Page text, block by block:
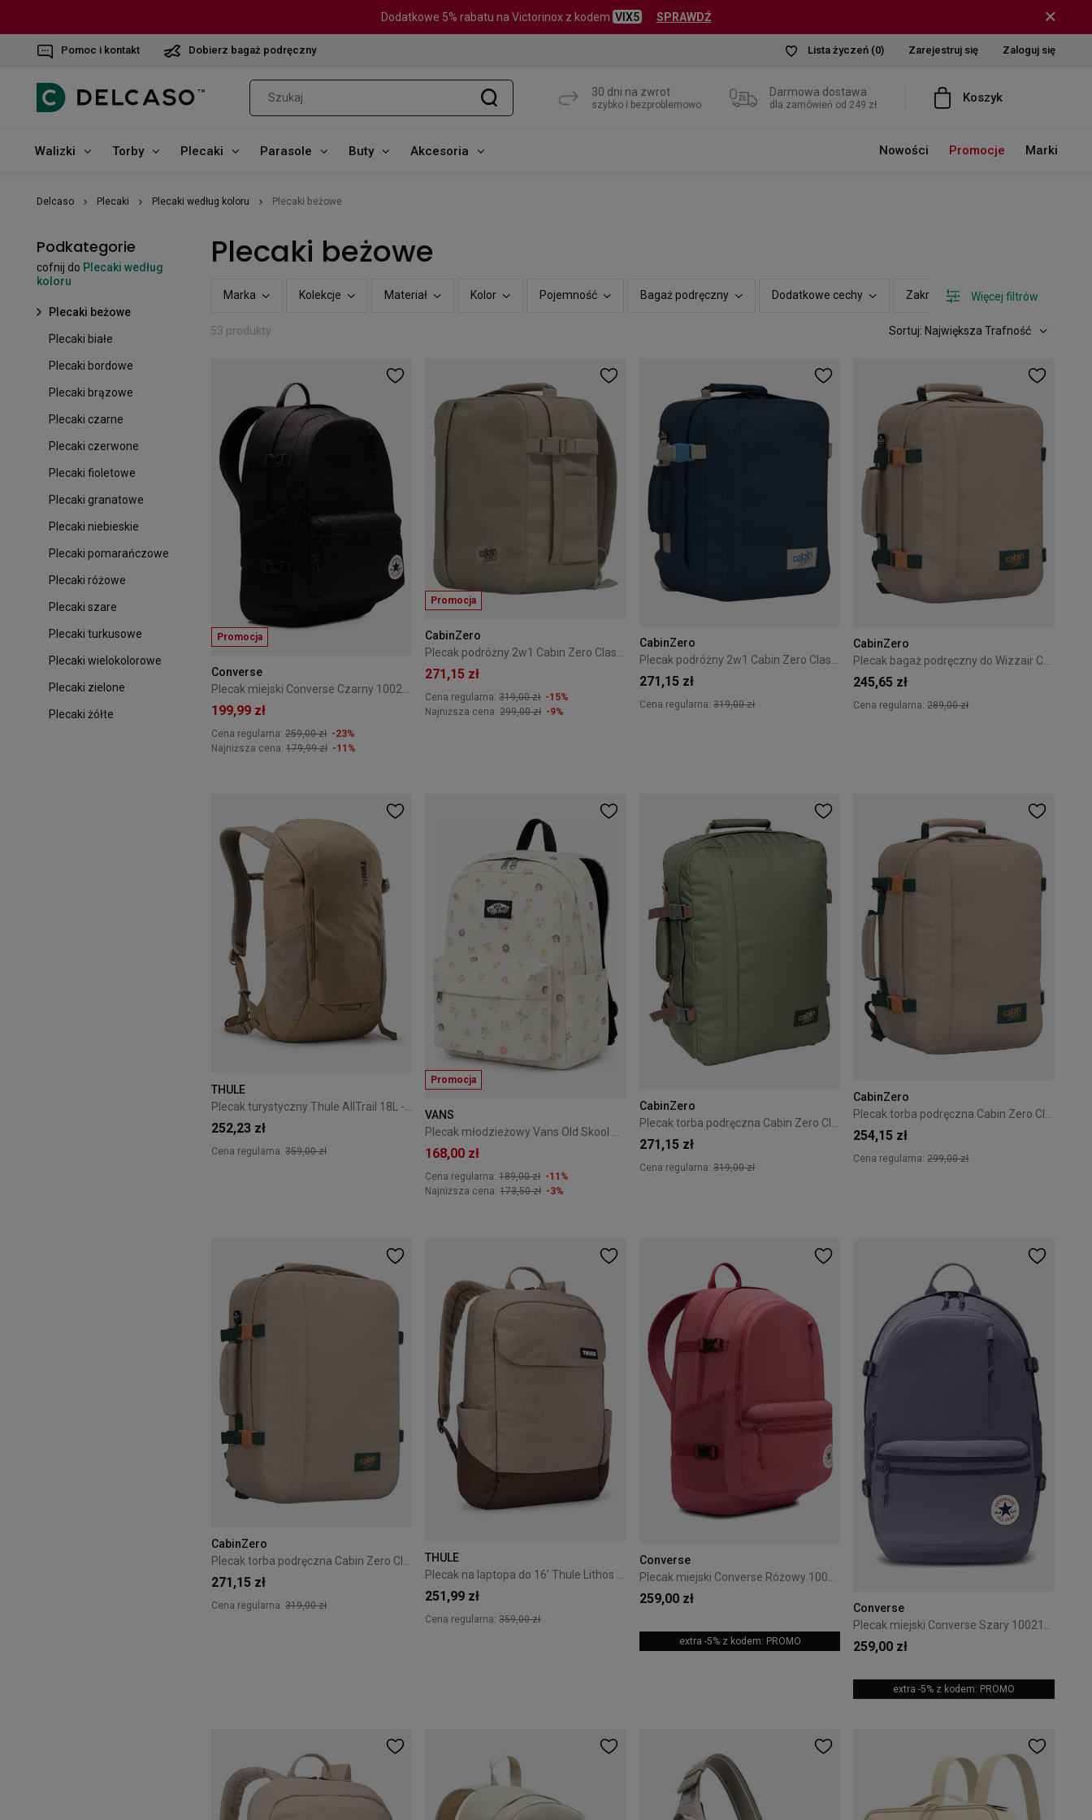
Dodatkowe 5% rabatu na Victorinox z kodem VIX5 SPRAWDŹ
Pomoc i kontakt Dobierz bagaż podręczny Lista życzeń (0) Zarejestruj się Zaloguj się
30 dni na zwrot
szybko i bezproblemowo
Darmowa dostawa
dla zamówień od 249 zł Koszyk
Walizki Torby Plecaki Parasole Buty Akcesoria Nowości Promocje Marki
Delcaso Plecaki Plecaki według koloru Plecaki beżowe
Podkategorie
cofnij do Plecaki według
koloru
Plecaki beżowe
Plecaki białe
Plecaki bordowe
Plecaki brązowe
Plecaki czarne
Plecaki czerwone
Plecaki fioletowe
Plecaki granatowe
Plecaki niebieskie
Plecaki pomarańczowe
Plecaki różowe
Plecaki szare
Plecaki turkusowe
Plecaki wielokolorowe
Plecaki zielone
Plecaki żółte
Plecaki beżowe
Marka Kolekcje Materiał Kolor Pojemność Bagaż podręczny Dodatkowe cechy Zakres cenowy Pokaż tylko
Więcej filtrów
53 produkty Sortuj: Największa Trafność
Promocja
Converse
199,99 zł
Cena regularna: 259,00 zł -23%
Najniższa cena: 179,99 zł -11%
Promocja
CabinZero
271,15 zł
Cena regularna:319,00 zł -15%
Najniższa cena:299,00 zł -9%
CabinZero
271,15 zł
Cena regularna: 319,00 zł
CabinZero
245,65 zł
Cena regularna:289,00 zł
THULE
Plecak turystyczny Thule AllTrail 18L - khaki
252,23 zł
Cena regularna: 359,00 zł
Promocja
VANS
168,00 zł
Cena regularna:189,00 zł -11%
Najniższa cena:173,50 zł -3%
CabinZero
Plecak torba podręczna Cabin Zero Classic 44L Georgian Khaki
271,15 zł
Cena regularna: 319,00 zł
CabinZero
254,15 zł
Cena regularna:299,00 zł
CabinZero
Plecak torba podręczna Cabin Zero Classic 44L Cebu Sands
271,15 zł
Cena regularna: 319,00 zł
THULE
Plecak na laptopa do 16' Thule Lithos 20L Tinted Taupe/Nuanced Brown
251,99 zł
Cena regularna:359,00 zł
Converse
Plecak miejski Converse Różowy 10021138-A29
259,00 zł
extra -5% z kodem: PROMO
Converse
Plecak miejski Converse Szary 10021138-A21
259,00 zł
extra -5% z kodem: PROMO